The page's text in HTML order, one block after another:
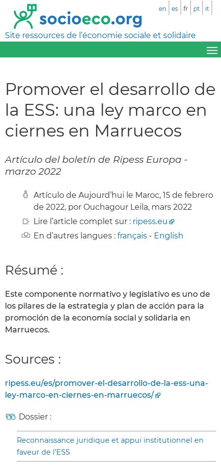
Site ressources de l’économie sociale et solidaire
en es fr pt it
Promover el desarrollo de
la ESS: una ley marco en
ciernes en Marruecos
Artículo del boletín de Ripess Europa -
marzo 2022
Artículo de Aujourd’hui le Maroc, 15 de febrero
de 2022, por Ouchagour Leila, mars 2022
Lire l’article complet sur : ripess.eu
En d’autres langues : français - English
Résumé :
Este componente normativo y legislativo es uno de
los pilares de la estrategia y plan de acción para la
promoción de la economía social y solidaria en
Marruecos.
Sources :
ripess.eu/es/promover-el-desarrollo-de-la-ess-una-
ley-marco-en-ciernes-en-marruecos/
Dossier :
Reconnaissance juridique et appui institutionnel en
faveur de l’ESS